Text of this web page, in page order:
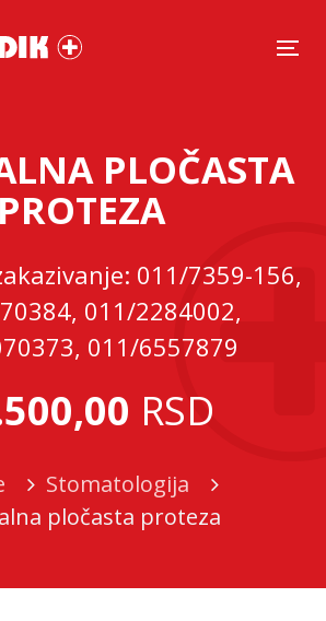
PLOČASTA
PROTEZA
011/7359-156,
011/2284002,
011/6557879
RSD
Stomatologija
pločasta proteza